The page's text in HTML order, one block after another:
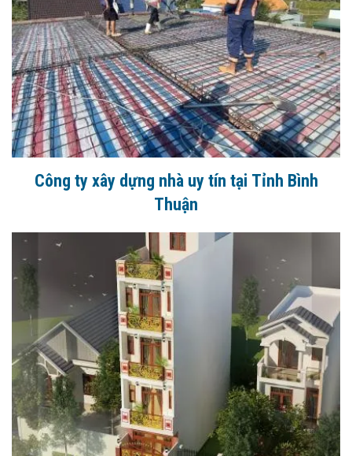
Công ty xây dựng nhà uy tín tại Tỉnh Bình
Thuận